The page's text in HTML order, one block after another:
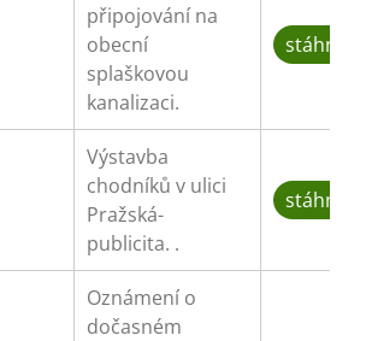
připojování na
obecní
splaškovou
kanalizaci.
Výstavba
chodníků v ulici
Pražská-
publicita. .
Oznámení o
dočasném